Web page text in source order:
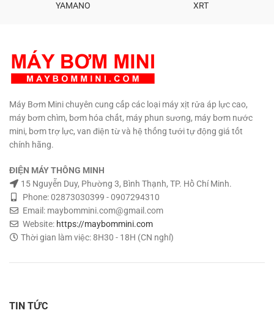
LƯỢNG CÓ GIÁ SỈ
YAMANO XRT
Máy Bơm Mini chuyên cung cấp các loại máy xịt rửa áp lực cao,
máy bơm chìm, bơm hóa chất, máy phun sương, máy bơm nước
mini, bơm trợ lực, van điện từ và hệ thống tưới tự động giá tốt
chính hãng.
ĐIỆN MÁY THÔNG MINH
15 Nguyễn Duy, Phường 3, Bình Thạnh, TP. Hồ Chí Minh.
Phone: 02873030399 - 0907294310
Email: maybommini.com@gmail.com
Website: https://maybommini.com
Thời gian làm việc: 8H30 - 18H (CN nghỉ)
TIN TỨC